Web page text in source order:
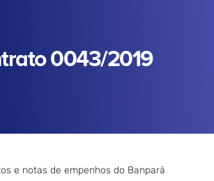
0043/2019
e notas de empenhos do Banpará